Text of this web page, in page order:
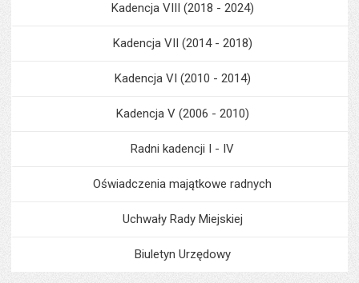
Kadencja VIII (2018 - 2024)
Kadencja VII (2014 - 2018)
Kadencja VI (2010 - 2014)
Kadencja V (2006 - 2010)
Radni kadencji I - IV
Oświadczenia majątkowe radnych
Uchwały Rady Miejskiej
Biuletyn Urzędowy